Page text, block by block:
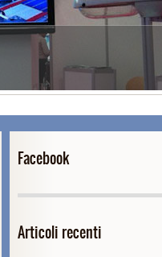
Facebook
Articoli recenti